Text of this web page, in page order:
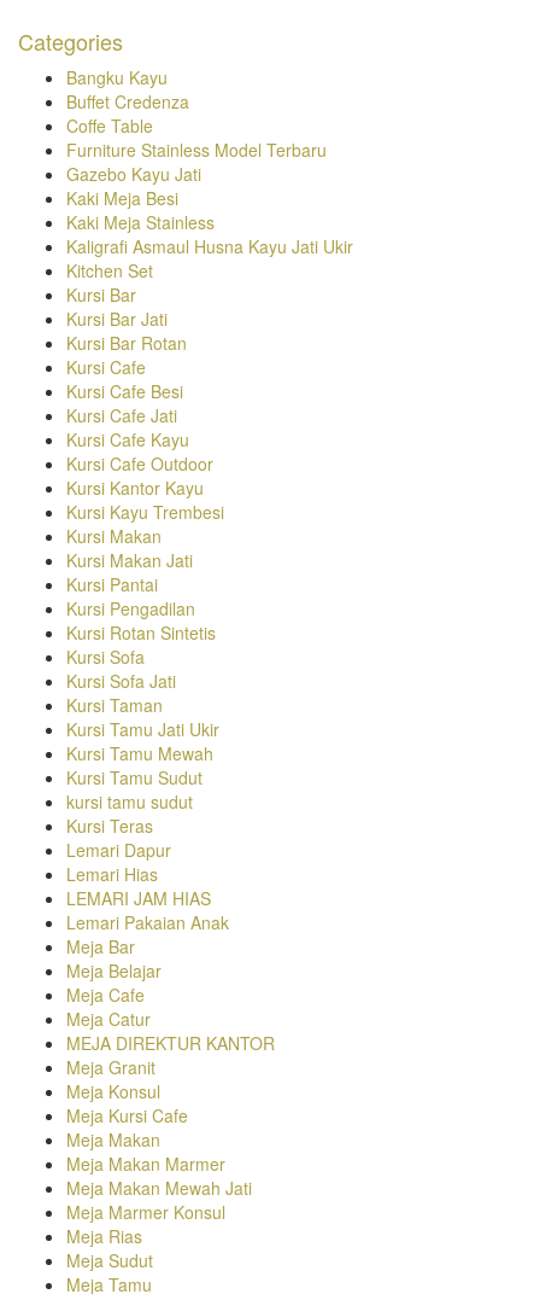
Categories
Bangku Kayu
Buffet Credenza
Coffe Table
Furniture Stainless Model Terbaru
Gazebo Kayu Jati
Kaki Meja Besi
Kaki Meja Stainless
Kaligrafi Asmaul Husna Kayu Jati Ukir
Kitchen Set
Kursi Bar
Kursi Bar Jati
Kursi Bar Rotan
Kursi Cafe
Kursi Cafe Besi
Kursi Cafe Jati
Kursi Cafe Kayu
Kursi Cafe Outdoor
Kursi Kantor Kayu
Kursi Kayu Trembesi
Kursi Makan
Kursi Makan Jati
Kursi Pantai
Kursi Pengadilan
Kursi Rotan Sintetis
Kursi Sofa
Kursi Sofa Jati
Kursi Taman
Kursi Tamu Jati Ukir
Kursi Tamu Mewah
Kursi Tamu Sudut
kursi tamu sudut
Kursi Teras
Lemari Dapur
Lemari Hias
LEMARI JAM HIAS
Lemari Pakaian Anak
Meja Bar
Meja Belajar
Meja Cafe
Meja Catur
MEJA DIREKTUR KANTOR
Meja Granit
Meja Konsul
Meja Kursi Cafe
Meja Makan
Meja Makan Marmer
Meja Makan Mewah Jati
Meja Marmer Konsul
Meja Rias
Meja Sudut
Meja Tamu